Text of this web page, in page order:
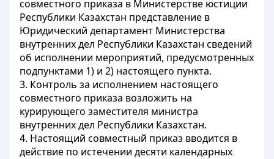
совместного приказа в Министерстве юстиции
Республики Казахстан представление в
Юридический департамент Министерства
внутренних дел Республики Казахстан сведений
об исполнении мероприятий, предусмотренных
подпунктами 1) и 2) настоящего пункта.
3. Контроль за исполнением настоящего
совместного приказа возложить на
курирующего заместителя министра
внутренних дел Республики Казахстан.
4. Настоящий совместный приказ вводится в
действие по истечении десяти календарных